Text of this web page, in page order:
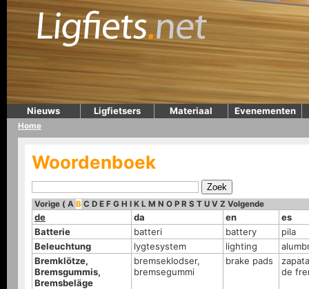
Nieuws Ligfietsers Materiaal Evenementen
Home
Woordenboek
Vorige ( A B C D E F G H I K L M N O P R S T U V Z Volgende
de da en
es
Batterie
batteri battery
pila
Beleuchtung
lygtesystem lighting
Bremklötze,
Bremsgummis,
Bremsbeläge
bremseklodser,
bremsegummi
brake pads
de